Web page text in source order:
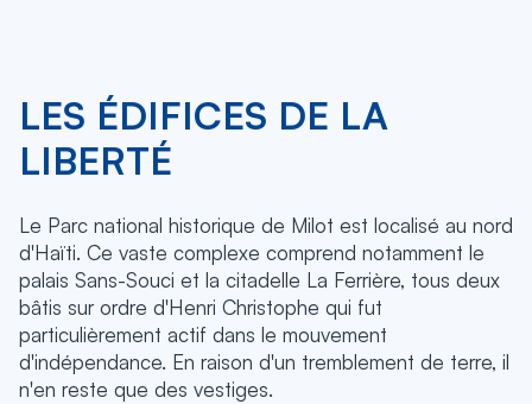
LES ÉDIFICES DE LA
LIBERTÉ
Le Parc national historique de Milot est localisé au nord
d'Haïti. Ce vaste complexe comprend notamment le
palais Sans-Souci et la citadelle La Ferrière, tous deux
bâtis sur ordre d'Henri Christophe qui fut
particulièrement actif dans le mouvement
d'indépendance. En raison d'un tremblement de terre, il
n'en reste que des vestiges.